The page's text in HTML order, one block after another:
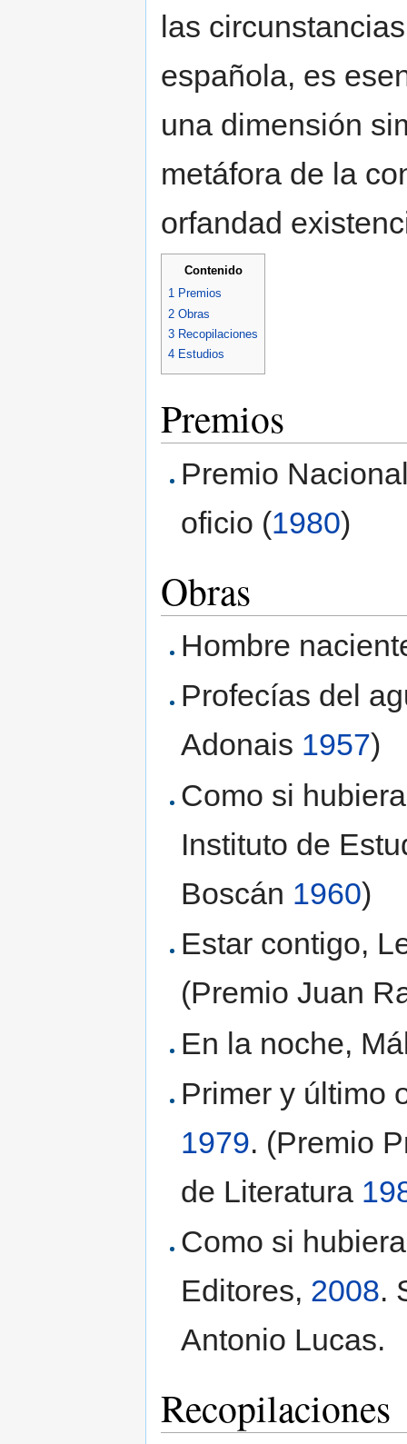
las
española, es
una dimensión
metáfora de la
orfandad
Contenido
1 Premios
2 Obras
3 Recopilaciones
4 Estudios
Premios
Premio
oficio (1980)
Obras
Hombre
Profecías del
Adonais 1957)
Como si
Instituto de
Boscán 1960)
Estar contigo,
(Premio Juan
En la noche,
Primer y último
1979. (Premio
de Literatura
Como si
Editores, 2008.
Antonio Lucas.
Recopilaciones